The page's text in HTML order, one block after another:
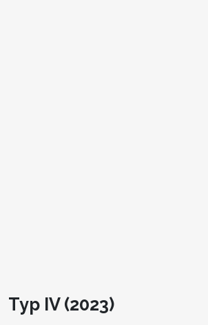
Typ IV (2023)